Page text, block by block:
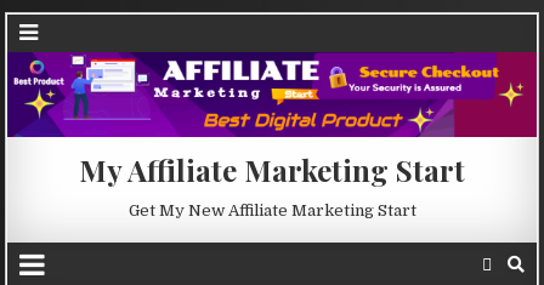
My Affiliate Marketing Start
Get My New Affiliate Marketing Start